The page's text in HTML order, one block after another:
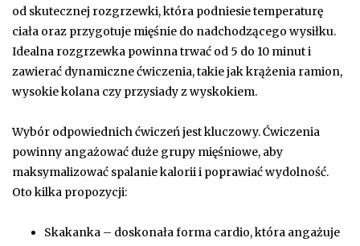
od skutecznej rozgrzewki, która podniesie temperaturę
ciała oraz przygotuje mięśnie do nadchodzącego wysiłku.
Idealna rozgrzewka powinna trwać od 5 do 10 minut i
zawierać dynamiczne ćwiczenia, takie jak krążenia ramion,
wysokie kolana czy przysiady z wyskokiem.
Wybór odpowiednich ćwiczeń jest kluczowy. Ćwiczenia
powinny angażować duże grupy mięśniowe, aby
maksymalizować spalanie kalorii i poprawiać wydolność.
Oto kilka propozycji:
Skakanka – doskonała forma cardio, która angażuje